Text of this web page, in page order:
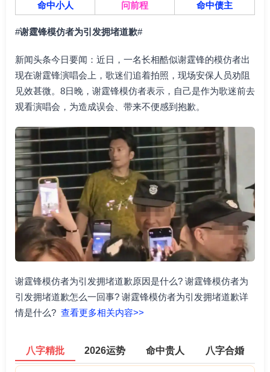
命中小人
问前程 命中债主
#谢霆锋模仿者为引发拥堵道歉#
新闻头条今日要闻：近日，一名长相酷似谢霆锋的模仿者出
现在谢霆锋演唱会上，歌迷们追着拍照，现场安保人员劝阻
见效甚微。8日晚，谢霆锋模仿者表示，自己是作为歌迷前去
观看演唱会，为造成误会、带来不便感到抱歉。
谢霆锋模仿者为引发拥堵道歉原因是什么? 谢霆锋模仿者为
引发拥堵道歉怎么一回事? 谢霆锋模仿者为引发拥堵道歉详
情是什么? 查看更多相关内容>>
八字精批 2026运势 命中贵人 八字合婚